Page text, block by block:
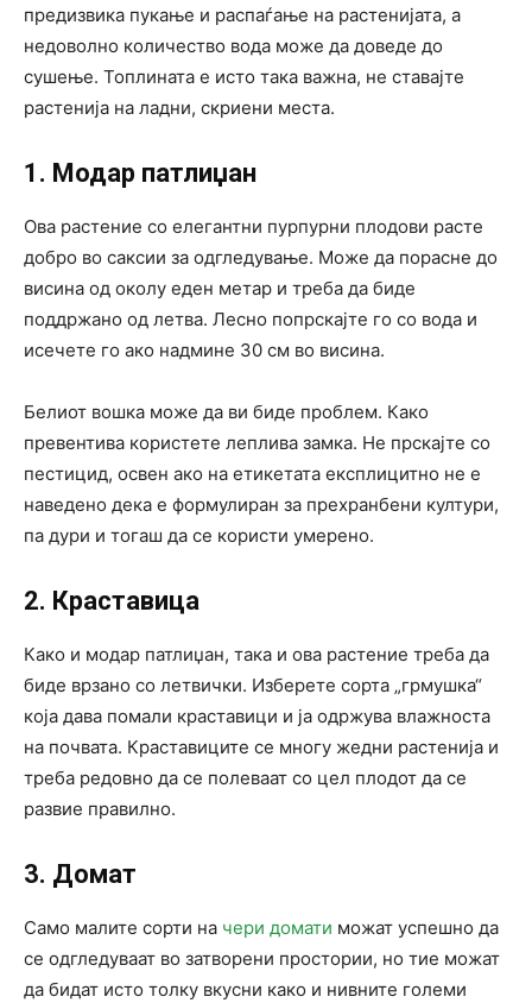
предизвика пукање и распаѓање на растенијата, а
недоволно количество вода може да доведе до
сушење. Топлината е исто така важна, не ставајте
растенија на ладни, скриени места.
1. Модар патлиџан
Ова растение со елегантни пурпурни плодови расте
добро во саксии за одгледување. Може да порасне до
висина од околу еден метар и треба да биде
поддржано од летва. Лесно попрскајте го со вода и
исечете го ако надмине 30 см во висина.
Белиот вошка може да ви биде проблем. Како
превентива користете леплива замка. Не прскајте со
пестицид, освен ако на етикетата експлицитно не е
наведено дека е формулиран за прехранбени култури,
па дури и тогаш да се користи умерено.
2. Краставица
Како и модар патлиџан, така и ова растение треба да
биде врзано со летвички. Изберете сорта „грмушка“
која дава помали краставици и ја одржува влажноста
на почвата. Краставиците се многу жедни растенија и
треба редовно да се полеваат со цел плодот да се
развие правилно.
3. Домат
Само малите сорти на чери домати можат успешно да
се одгледуваат во затворени простории, но тие можат
да бидат исто толку вкусни како и нивните големи